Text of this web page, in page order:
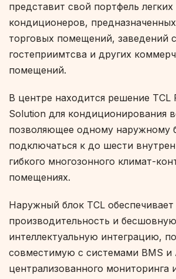
представит свой портфель
кондиционеров,
торговых помещений, заведений
гостеприимтсва и других
помещений.
В центре находится решение TCL
Solution для кондиционирования
позволяющее одному наружному
подключаться к до шести
гибкого многозонного климат-
помещениях.
Наружный блок TCL
производительность и бесшовную
интеллектуальную интеграцию,
совместимую с системами BMS и
централизованного мониторинга